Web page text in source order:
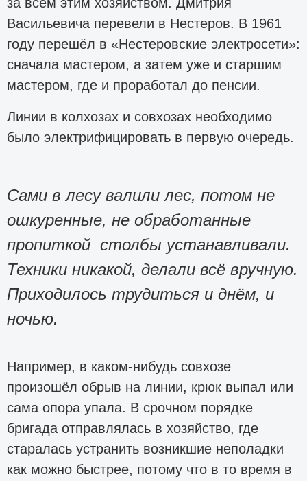
Васильевича перевели в Нестеров. В 1961
году перешёл в «Нестеровские электросети»:
сначала мастером, а затем уже и старшим
мастером, где и проработал до пенсии.
Линии в колхозах и совхозах необходимо
было электрифицировать в первую очередь.
Сами в лесу валили лес, потом не
ошкуренные, не обработанные
пропиткой столбы устанавливали.
Техники никакой, делали всё вручную.
Приходилось трудиться и днём, и
ночью.
Например, в каком-нибудь совхозе
произошёл обрыв на линии, крюк выпал или
сама опора упала. В срочном порядке
бригада отправлялась в хозяйство, где
старалась устранить возникшие неполадки
как можно быстрее, потому что в то время в